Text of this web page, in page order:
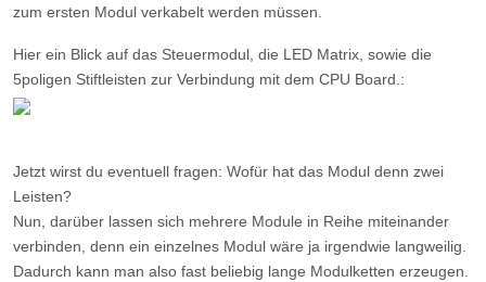
zum ersten Modul verkabelt werden müssen.
Hier ein Blick auf das Steuermodul, die LED Matrix, sowie die
5poligen Stiftleisten zur Verbindung mit dem CPU Board.:
Jetzt wirst du eventuell fragen: Wofür hat das Modul denn zwei
Leisten?
Nun, darüber lassen sich mehrere Module in Reihe miteinander
verbinden, denn ein einzelnes Modul wäre ja irgendwie langweilig.
Dadurch kann man also fast beliebig lange Modulketten erzeugen.